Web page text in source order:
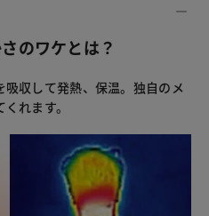
のワケとは？
収して発熱、保温。独自のメ
れます。